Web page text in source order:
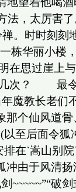
方法，太厉
。时时刻刻
华丽小楼
思过崖上与
几次？ 最
魔教长老们
个仙风道骨
至后面令狐
在`嵩山别院
由于风清扬
破剑